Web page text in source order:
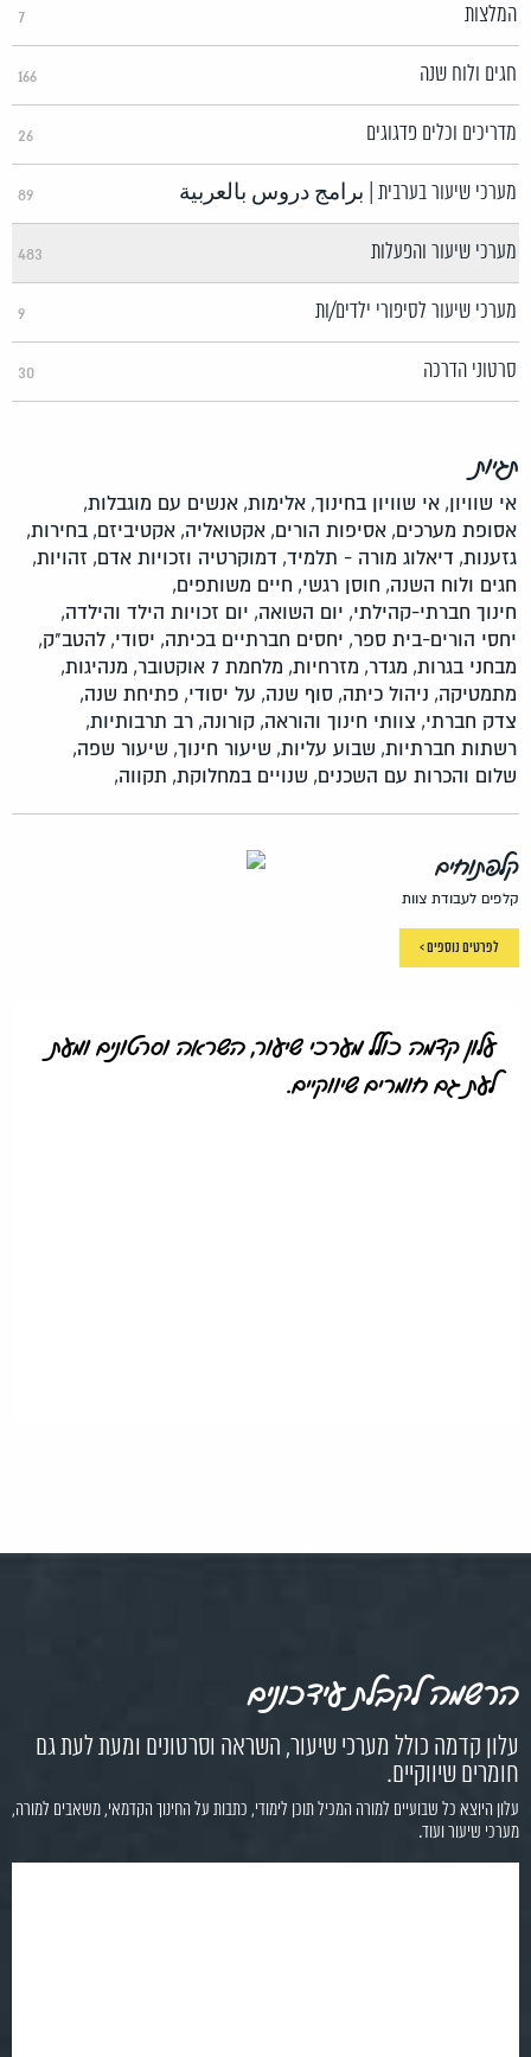
המלצות 7
חגים ולוח שנה 166
מדריכים וכלים פדגוגים 26
מערכי שיעור בערבית | برامج دروس بالعربية 89
מערכי שיעור והפעלות 483
מערכי שיעור לסיפורי ילדים/ות 9
סרטוני הדרכה 30
תגיות
אי שוויון, אי שוויון בחינוך, אלימות, אנשים עם מוגבלות,
אסופת מערכים, אסיפות הורים, אקטואליה, אקטיביזם, בחירות,
גזענות, דיאלוג מורה - תלמיד, דמוקרטיה וזכויות אדם, זהויות,
חגים ולוח השנה, חוסן רגשי, חיים משותפים,
חינוך חברתי-קהילתי, יום השואה, יום זכויות הילד והילדה,
יחסי הורים-בית ספר, יחסים חברתיים בכיתה, יסודי, להטב"ק,
מבחני בגרות, מגדר, מזרחיות, מלחמת 7 אוקטובר,
מנהיגות,
מתמטיקה, ניהול כיתה, סוף שנה, על יסודי, פתיחת שנה,
צדק חברתי, צוותי חינוך והוראה, קורונה, רב תרבותיות,
רשתות חברתיות, שבוע עליות, שיעור חינוך, שיעור שפה,
שלום והכרות עם השכנים, שנויים במחלוקת, תקווה,
קלפתוחים
קלפים לעבודת צוות
לפרטים נוספים >
עלון קדמה כולל מערכי שיעור, השראה וסרטונים ומעת
לעת גם חומרים שיווקיים.
הרשמה לקבלת עידכונים
עלון קדמה כולל מערכי שיעור, השראה וסרטונים ומעת לעת גם
חומרים שיווקיים.
עלון היוצא כל שבועיים למורה המכיל תוכן לימודי, כתבות על החינוך הקדמאי, משאבים למורה,
מערכי שיעור ועוד.